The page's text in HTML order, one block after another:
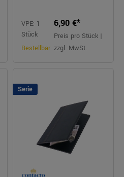
VPE: 1
Stück
Bestellbar
6,90 €*
Preis pro Stück |
zzgl. MwSt.
Serie